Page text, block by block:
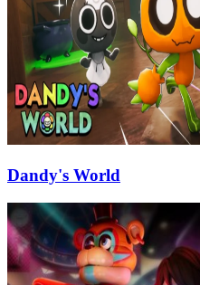
Dandy's World